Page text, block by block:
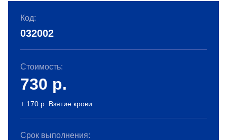
Код:
032002
Стоимость:
730 р.
+ 170 р. Взятие крови
Срок выполнения: